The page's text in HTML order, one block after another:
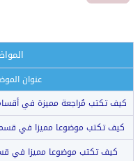
عنوان
كيف تكتب مُراجعة مميزة في أقسام
كيف تكتب موضوعا مميزا في قسم
كيف تكتب موضوعا مميزا في قسم